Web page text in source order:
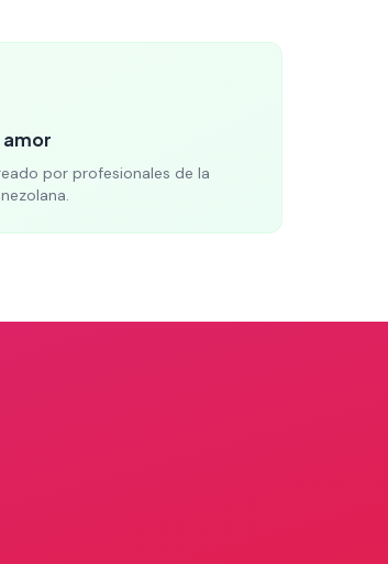
amor
por profesionales de la